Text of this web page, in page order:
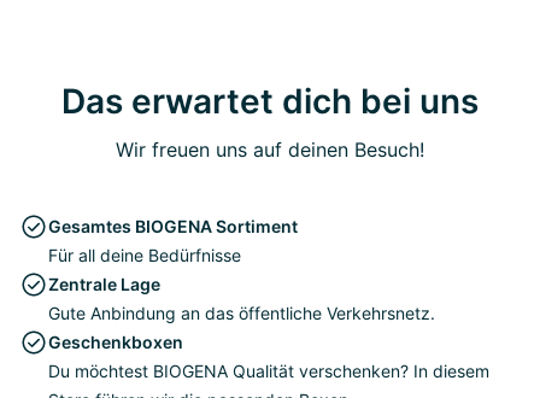
Das erwartet dich bei uns
Wir freuen uns auf deinen Besuch!
Gesamtes BIOGENA Sortiment
Für all deine Bedürfnisse
Zentrale Lage
Gute Anbindung an das öffentliche Verkehrsnetz.
Geschenkboxen
Du möchtest BIOGENA Qualität verschenken? In diesem